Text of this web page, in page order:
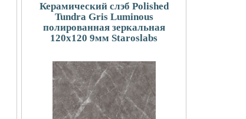
Керамический слэб Polished
Tundra Gris Luminous
полированная зеркальная
120x120 9мм Staroslabs